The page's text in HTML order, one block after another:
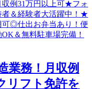
業務！月収例
リフト免許を